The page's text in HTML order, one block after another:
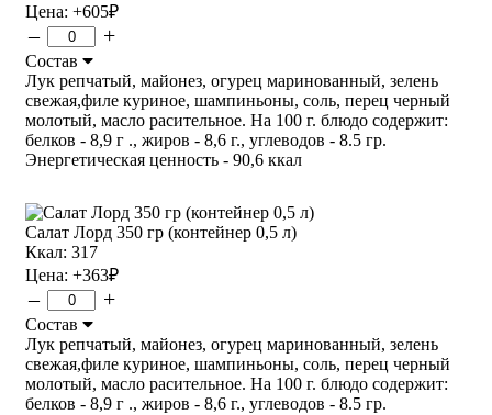
Цена: +605₽
– +
Состав
Лук репчатый, майонез, огурец маринованный, зелень
свежая,филе куриное, шампиньоны, соль, перец черный
молотый, масло расительное. На 100 г. блюдо содержит:
белков - 8,9 г ., жиров - 8,6 г., углеводов - 8.5 гр.
Энергетическая ценность - 90,6 ккал
Салат Лорд 350 гр (контейнер 0,5 л)
Ккал: 317
Цена: +363₽
– +
Состав
Лук репчатый, майонез, огурец маринованный, зелень
свежая,филе куриное, шампиньоны, соль, перец черный
молотый, масло расительное. На 100 г. блюдо содержит:
белков - 8,9 г ., жиров - 8,6 г., углеводов - 8.5 гр.